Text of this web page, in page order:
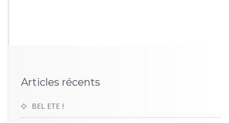
Articles récents
BEL ETE !